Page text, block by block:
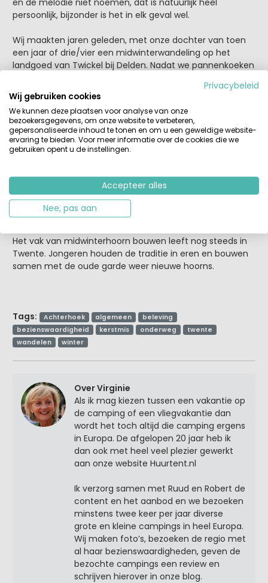
persoonlijk, bijzonder is het in elk geval wel.
Wij maakten jaren geleden, met onze dochter van toen
een jaar of drie/vier een midwinterwandeling op het
landgoed van Twickel bij Delden. Nadat we pannenkoeken
warme chocomel togen we naar de volgende
blazersgroep. We hoorden de aole roop en beluisterden
de onbegrijpelijke compositie. De blazer liet zijn hoorn
naast zijn klompen rusten en onze dochter verzamelde
moed en stelde de man met pet de volgende vraag:
“Meneer: kunt u ook ‘kortjakje’ op uw blokfluit spelen?” De
krachtig: “nee”, waarop onze dochter pareerde met: “Mijn
Met een brede glimlach namen we afscheid en wensten
de man een goede feestmaand toe.
Het vak van midwinterhoorn bouwen leeft nog steeds in
Twente. Jongeren houden de traditie in eren en bouwen
samen met de oude garde weer nieuwe hoorns.
Tags: Achterhoek algemeen
beleving
bezienswaardigheid
kerstmis onderweg
twente
wandelen
winter
Over Virginie
Als ik mag kiezen tussen een vakantie op
de camping of een vliegvakantie dan
wordt het toch altijd die camping ergens
in Europa. De afgelopen 20 jaar heb ik
dan ook met heel veel plezier gewerkt
aan onze website Huurtent.nl
Ik verzorg samen met Ruud en Robert de
content en het aanbod en we bezoeken
minstens twee keer per jaar diverse
grote en kleine campings in heel Europa.
Wij maken foto’s, bezoeken de regio met
al haar bezienswaardigheden, geven de
bezochte campings een review en
schrijven hierover in onze blog.
Privacybeleid
Wij gebruiken cookies
We kunnen deze plaatsen voor analyse van onze
bezoekersgegevens, om onze website te verbeteren,
gepersonaliseerde inhoud te tonen en om u een geweldige website-
ervaring te bieden. Voor meer informatie over de cookies die we
gebruiken opent u de instellingen.
Accepteer alles
Nee, pas aan